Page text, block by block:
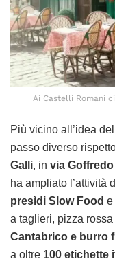
Ai Castelli Romani
Più vicino all’idea
passo diverso
Galli, in via
ha ampliato l’attività
presìdi Slow Food e
a taglieri, pizza
Cantabrico e burro
a oltre 100 etichette